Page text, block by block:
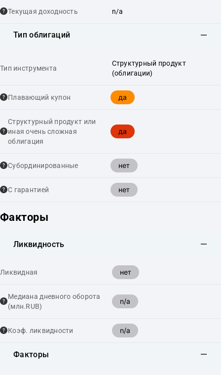
Текущая доходность n/a
Тип облигаций
Тип инструмента
Структурный продукт
(облигации)
Плавающий купон да
Структурный продукт или
иная очень сложная
облигация
да
Cубординированные нет
С гарантией нет
Факторы
Ликвидность
Ликвидная нет
Медиана дневного оборота
(млн.RUB)
n/a
Коэф. ликвидности n/a
Факторы